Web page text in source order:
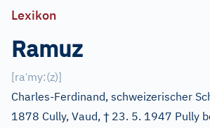
Lexikon
Ramuz
[raˈmy:(z)]
Charles-Ferdinand, schweizerischer
1878 Cully, Vaud, † 23. 5. 1947 Pully